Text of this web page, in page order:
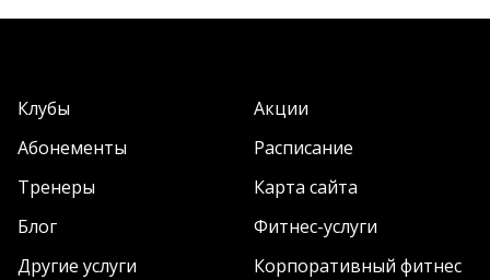
Клубы
Акции
Абонементы
Расписание
Тренеры
Карта сайта
Блог
Фитнес-услуги
Другие услуги
Корпоративный фитнес